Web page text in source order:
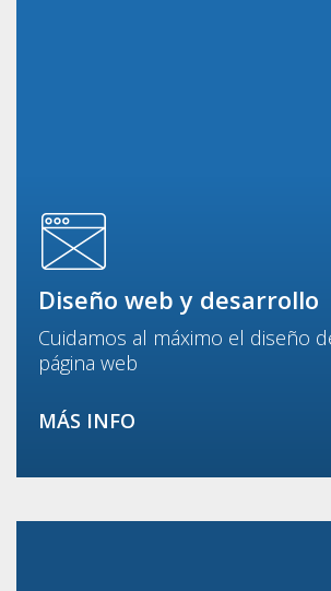
Diseño web y desarrollo
Cuidamos al máximo el diseño
página web
MÁS INFO